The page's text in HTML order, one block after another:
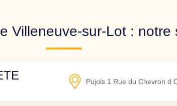
Villeneuve-sur-Lot : notre
Pujols 1 Rue du Chevron d